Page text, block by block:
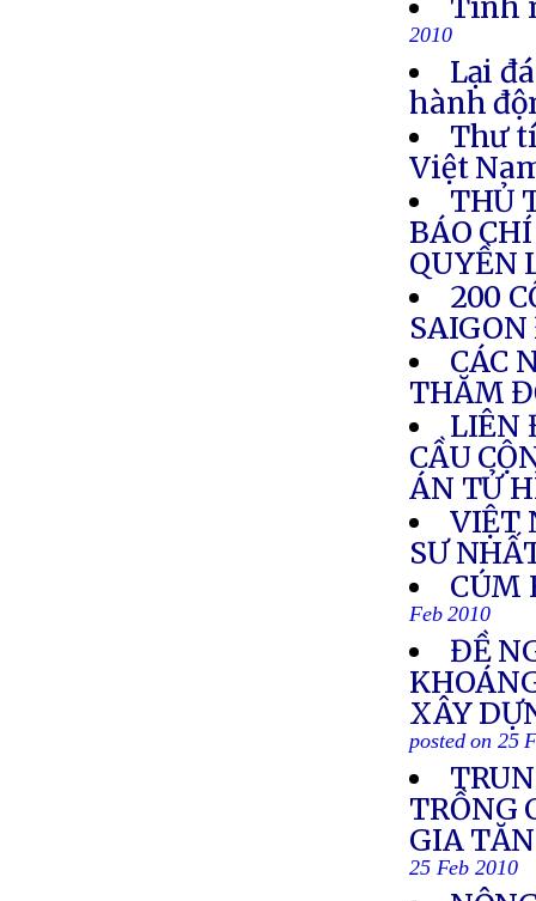
Tình
2010
Lại
hành
Thư
Việt
THỦ
BÁO
QUYỀN
200
CÁC
THĂM
LIÊN
CẦU
ÁN TỬ
VIỆT
SƯ
CÚM
Feb 2010
ĐỀ
XÂY
posted on 25
TRỒNG
GIA
25 Feb 2010